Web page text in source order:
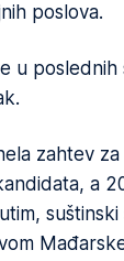
poslova.
u poslednih
zahtev
a